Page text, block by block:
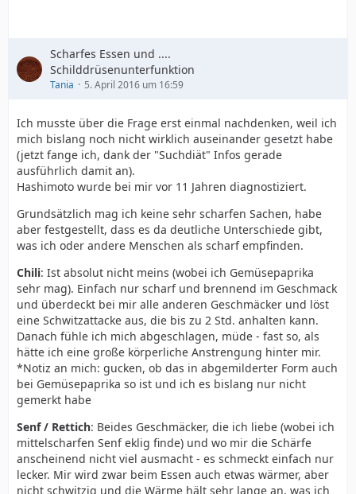
Scharfes Essen und ....
Schilddrüsenunterfunktion
Tania 5. April 2016 um 16:59
Ich musste über die Frage erst einmal nachdenken, weil ich
mich bislang noch nicht wirklich auseinander gesetzt habe
(jetzt fange ich, dank der "Suchdiät" Infos gerade
ausführlich damit an).
Hashimoto wurde bei mir vor 11 Jahren diagnostiziert.
Grundsätzlich mag ich keine sehr scharfen Sachen, habe
aber festgestellt, dass es da deutliche Unterschiede gibt,
was ich oder andere Menschen als scharf empfinden.
Chili: Ist absolut nicht meins (wobei ich Gemüsepaprika
sehr mag). Einfach nur scharf und brennend im Geschmack
und überdeckt bei mir alle anderen Geschmäcker und löst
eine Schwitzattacke aus, die bis zu 2 Std. anhalten kann.
Danach fühle ich mich abgeschlagen, müde - fast so, als
hätte ich eine große körperliche Anstrengung hinter mir.
*Notiz an mich: gucken, ob das in abgemilderter Form auch
bei Gemüsepaprika so ist und ich es bislang nur nicht
gemerkt habe
Senf / Rettich: Beides Geschmäcker, die ich liebe (wobei ich
mittelscharfen Senf eklig finde) und wo mir die Schärfe
anscheinend nicht viel ausmacht - es schmeckt einfach nur
lecker. Mir wird zwar beim Essen auch etwas wärmer, aber
nicht schwitzig und die Wärme hält sehr lange an, was ich